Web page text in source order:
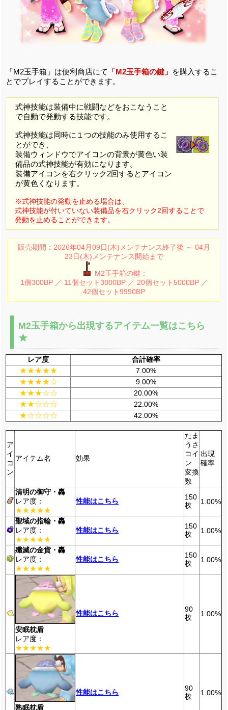
「M2玉手箱」は便利商店にて 「M2玉手箱の鍵」 を購入するこ
とでプレイすることができます。
式神技能は装備中に戦闘などをおこなうこと
で自動で発動する技能です。
式神技能は同時に１つの技能のみ使用するこ
とができ、
装備ウィンドウでアイコンの背景が黄色い装
備品の式神技能が有効になります。
装備アイコンを右クリック2回するとアイコン
が黄色くなります。
※式神技能の発動を止める場合は、
式神技能が付いていない装備品を右クリック2回することで
発動を止めることができます。
販売期間：2026年04月09日(木)メンテナンス終了後 ～ 04月
23日(木)メンテナンス開始まで
M2玉手箱の鍵：
1個300BP ／ 11個セット3000BP ／ 20個セット5000BP ／
42個セット9990BP
M2玉手箱から出現するアイテム一覧はこちら
★
レア度 合計確率
★★★★★ 7.00%
★★★★☆ 9.00%
★★★☆☆ 20.00%
★★☆☆☆ 22.00%
★☆☆☆☆ 42.00%
ア
イ
コ
ン
アイテム名 効果
たま
うさ
コイ
ン
変換
数
出現
確率
清明の御守・轟
レア度：
★★★★★
性能はこちら
150
枚
1.00%
聖域の指輪・轟
レア度：
★★★★★
性能はこちら
150
枚
1.00%
殲滅の金貨・轟
レア度：
★★★★★
性能はこちら
150
枚
1.00%
安眠枕盾
レア度：
★★★★★
性能はこちら
90
枚
1.00%
熟眠枕盾
性能はこちら
90
枚
1.00%